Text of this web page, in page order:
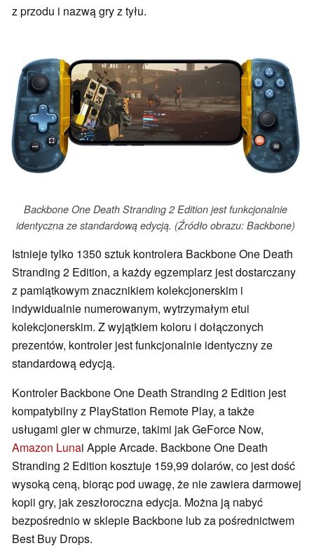
z przodu i nazwą gry z tyłu.
Backbone One Death Stranding 2 Edition jest funkcjonalnie
identyczna ze standardową edycją. (Źródło obrazu: Backbone)
Istnieje tylko 1350 sztuk kontrolera Backbone One Death
Stranding 2 Edition, a każdy egzemplarz jest dostarczany
z pamiątkowym znacznikiem kolekcjonerskim i
indywidualnie numerowanym, wytrzymałym etui
kolekcjonerskim. Z wyjątkiem koloru i dołączonych
prezentów, kontroler jest funkcjonalnie identyczny ze
standardową edycją.
Kontroler Backbone One Death Stranding 2 Edition jest
kompatybilny z PlayStation Remote Play, a także
usługami gier w chmurze, takimi jak GeForce Now,
Amazon Lunai Apple Arcade. Backbone One Death
Stranding 2 Edition kosztuje 159,99 dolarów, co jest dość
wysoką ceną, biorąc pod uwagę, że nie zawiera darmowej
kopii gry, jak zeszłoroczna edycja. Można ją nabyć
bezpośrednio w sklepie Backbone lub za pośrednictwem
Best Buy Drops.